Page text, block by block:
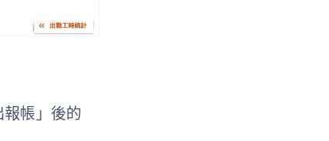
帳」後的